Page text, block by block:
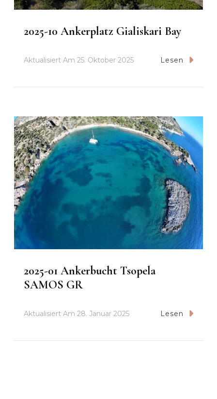
2025-10 Ankerplatz Gialiskari Bay
Aktualisiert Am 25. Oktober 2025 Lesen
2025-01 Ankerbucht Tsopela
SAMOS GR
Aktualisiert Am 28. Januar 2025 Lesen